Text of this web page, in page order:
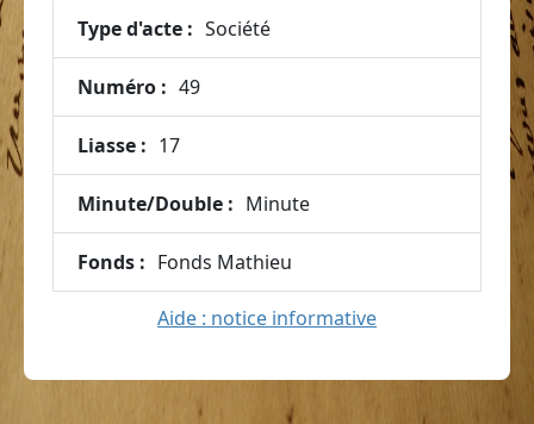
Type d'acte : Société
Numéro : 49
Liasse : 17
Minute/Double : Minute
Fonds : Fonds Mathieu
Aide : notice informative